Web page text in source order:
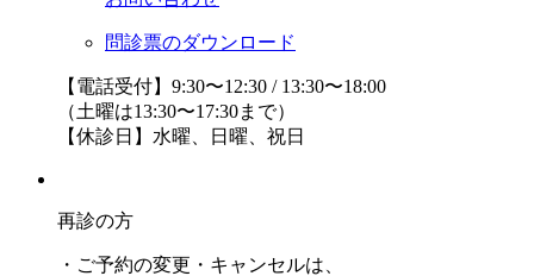
問診票のダウンロード
【電話受付】9:30〜12:30 / 13:30〜18:00
（土曜は13:30〜17:30まで）
【休診日】水曜、日曜、祝日
再診の方
・ご予約の変更・キャンセルは、